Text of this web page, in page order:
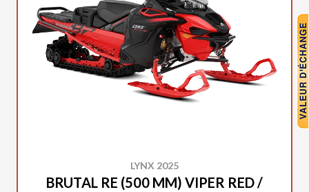
LYNX 2025
BRUTAL RE (500 MM) VIPER RED /